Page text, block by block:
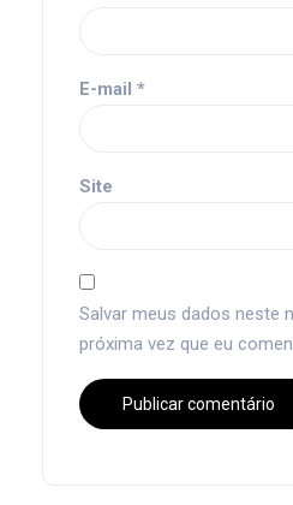
E-mail *
Site
Salvar meus dados neste
próxima vez que eu